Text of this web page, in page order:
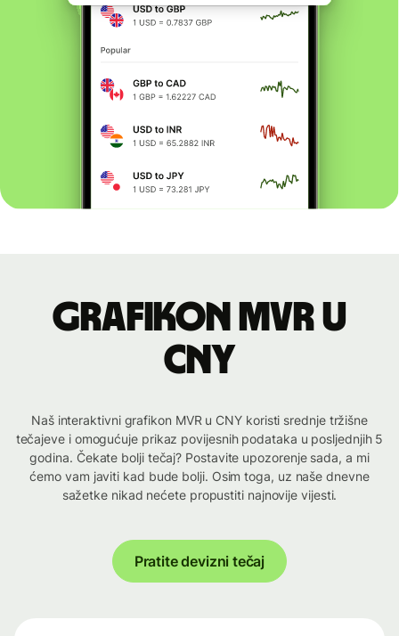
Grafikon MVR u
CNY
Naš interaktivni grafikon MVR u CNY koristi srednje tržišne
tečajeve i omogućuje prikaz povijesnih podataka u posljednjih 5
godina. Čekate bolji tečaj? Postavite upozorenje sada, a mi
ćemo vam javiti kad bude bolji. Osim toga, uz naše dnevne
sažetke nikad nećete propustiti najnovije vijesti.
Pratite devizni tečaj